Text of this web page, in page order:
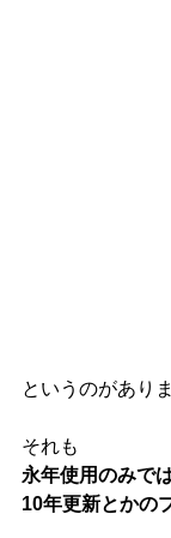
というのがあり
それも
永年使用のみで
10年更新とかの